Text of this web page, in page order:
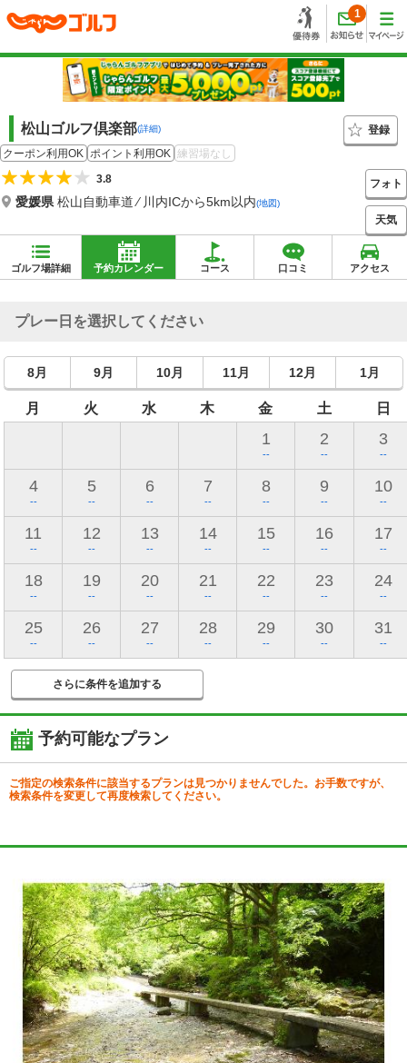
1
松山ゴルフ倶楽部(詳細)
登録
クーポン利用OK ポイント利用OK 練習場なし
3.8
愛媛県松山自動車道 ⁄ 川内ICから5km以内(地図)
フォト
天気
ゴルフ場詳細 予約カレンダー コース 口コミ アクセス
プレー日を選択してください
8月 9月 10月 11月 12月 1月
月 火 水 木 金 土 日
1
--
2
--
3
--
4
--
5
--
6
--
7
--
8
--
9
--
10
--
11
--
12
--
13
--
14
--
15
--
16
--
17
--
18
--
19
--
20
--
21
--
22
--
23
--
24
--
25
--
26
--
27
--
28
--
29
--
30
--
31
--
さらに条件を追加する
予約可能なプラン
ご指定の検索条件に該当するプランは見つかりませんでした。お手数ですが、
検索条件を変更して再度検索してください。